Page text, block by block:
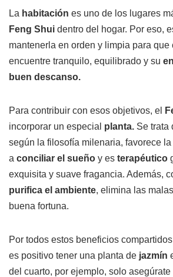
La habitación es uno de los lugares
Feng Shui dentro del hogar. Por eso,
mantenerla en orden y limpia para que
encuentre tranquilo, equilibrado y su
buen descanso.
Para contribuir con esos objetivos, el
incorporar un especial planta. Se trata
según la filosofía milenaria, favorece la
a conciliar el sueño y es terapéutico
exquisita y suave fragancia. Además,
purifica el ambiente, elimina las
buena fortuna.
Por todos estos beneficios compartidos
es positivo tener una planta de jazmín
del cuarto, por ejemplo, solo